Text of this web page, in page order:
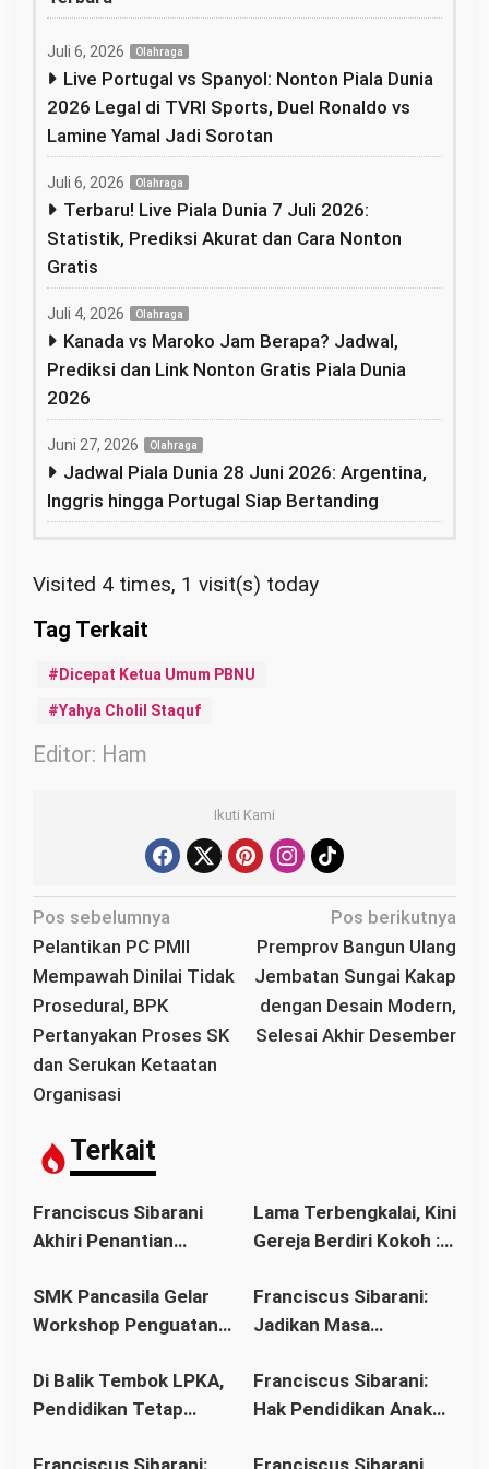
Juli 6, 2026 Olahraga
Live Portugal vs Spanyol: Nonton Piala Dunia
2026 Legal di TVRI Sports, Duel Ronaldo vs
Lamine Yamal Jadi Sorotan
Juli 6, 2026 Olahraga
Terbaru! Live Piala Dunia 7 Juli 2026:
Statistik, Prediksi Akurat dan Cara Nonton
Gratis
Juli 4, 2026 Olahraga
Kanada vs Maroko Jam Berapa? Jadwal,
Prediksi dan Link Nonton Gratis Piala Dunia
2026
Juni 27, 2026 Olahraga
Jadwal Piala Dunia 28 Juni 2026: Argentina,
Inggris hingga Portugal Siap Bertanding
Visited 4 times, 1 visit(s) today
Dicepat Ketua Umum PBNU
Yahya Cholil Staquf
Editor: Ham
Ikuti Kami
N
a
v
i
g
a
s
p
o
s
Pos sebelumnya
Pelantikan PC PMII
Mempawah Dinilai Tidak
Prosedural, BPK
Pertanyakan Proses SK
dan Serukan Ketaatan
Organisasi
Pos berikutnya
Premprov Bangun Ulang
Jembatan Sungai Kakap
dengan Desain Modern,
Selesai Akhir Desember
Terkait
Franciscus Sibarani
Akhiri Penantian
Bawat Keuskupan
Agung Pontianak,
Berdiri
Lama Terbengkalai, Kini
Gereja Berdiri Kokoh :
Wujudkan Politik
Bonum Commune di
Pahonk LANDAK
SMK Pancasila Gelar
Workshop Penguatan
Standar Nasional
Pendidikan
Franciscus Sibarani:
Jadikan Masa
Titik Balik Menata
Masa Depan
Di Balik Tembok LPKA,
Pendidikan Tetap
Franciscus Sibarani:
Hak Pendidikan Anak